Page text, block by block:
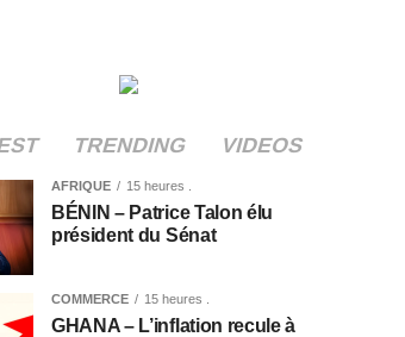
TRENDING VIDEOS
AFRIQUE 15 heures .
BÉNIN – Patrice Talon élu
président du Sénat
COMMERCE 15 heures .
GHANA – L’inflation recule à